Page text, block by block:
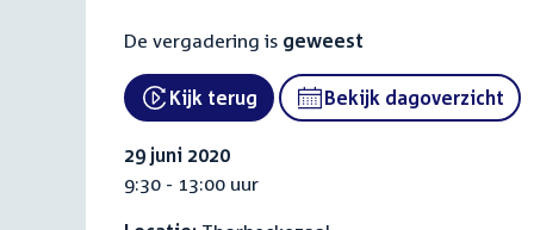
De vergadering is geweest
External link:
Kijk terug Bekijk dagoverzicht
29 juni 2020
9:30 - 13:00 uur